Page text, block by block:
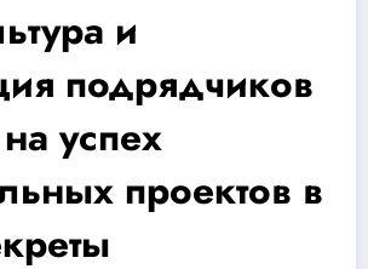
и
подрядчиков
успех
проектов в